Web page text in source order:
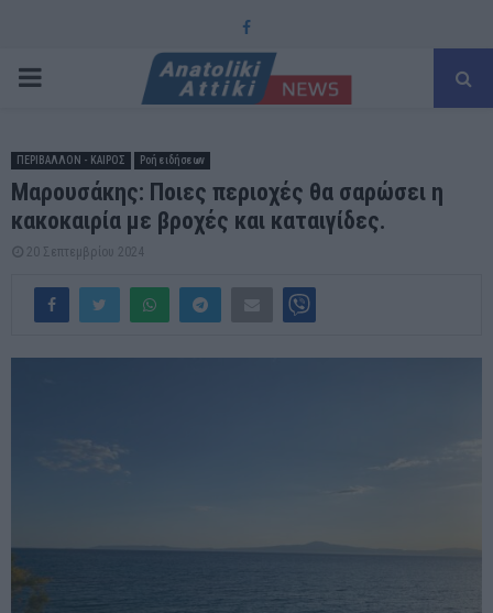
Facebook
PRIMARY
ΠΕΡΙΒΑΛΛΟΝ - ΚΑΙΡΟΣ Ροή ειδήσεων
Μαρουσάκης: Ποιες περιοχές θα σαρώσει η
κακοκαιρία με βροχές και καταιγίδες.
20 Σεπτεμβρίου 2024